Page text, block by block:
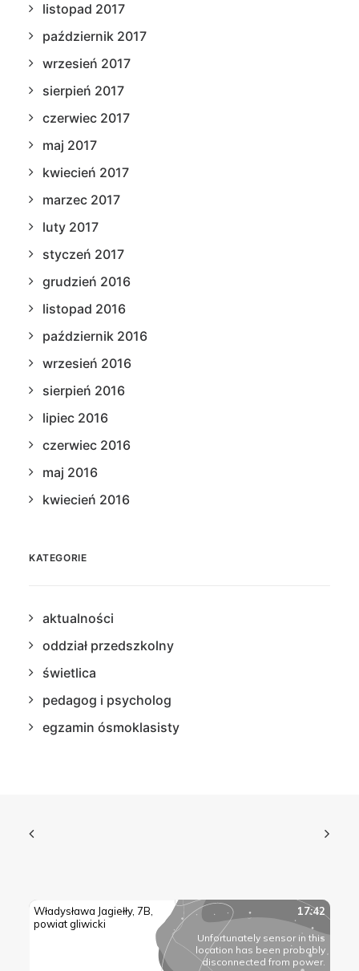
listopad 2017
październik 2017
wrzesień 2017
sierpień 2017
czerwiec 2017
maj 2017
kwiecień 2017
marzec 2017
luty 2017
styczeń 2017
grudzień 2016
listopad 2016
październik 2016
wrzesień 2016
sierpień 2016
lipiec 2016
czerwiec 2016
maj 2016
kwiecień 2016
KATEGORIE
aktualności
oddział przedszkolny
świetlica
pedagog i psycholog
egzamin ósmoklasisty